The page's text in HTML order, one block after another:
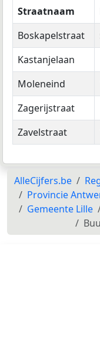
Straatnaam
Boskapelstraat
Kastanjelaan
Moleneind
Zagerijstraat
Zavelstraat
AlleCijfers.be
Provincie
Gemeente Lille